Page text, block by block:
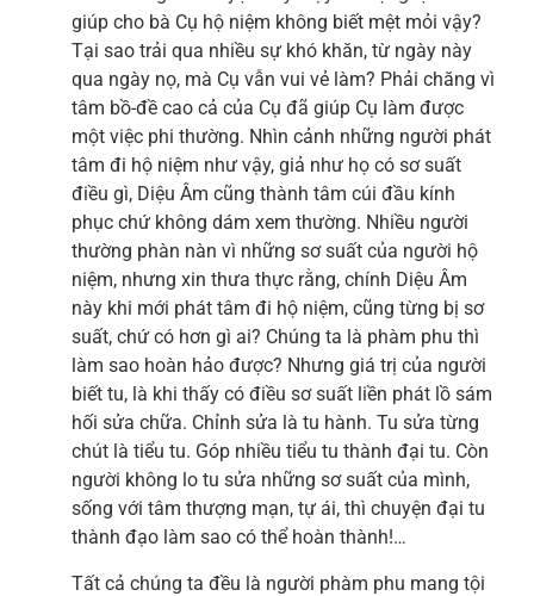
giúp cho bà Cụ hộ niệm không biết mệt mỏi vậy?
Tại sao trải qua nhiều sự khó khăn, từ ngày này
qua ngày nọ, mà Cụ vẫn vui vẻ làm? Phải chăng vì
tâm bồ-đề cao cả của Cụ đã giúp Cụ làm được
một việc phi thường. Nhìn cảnh những người phát
tâm đi hộ niệm như vậy, giả như họ có sơ suất
điều gì, Diệu Âm cũng thành tâm cúi đầu kính
phục chứ không dám xem thường. Nhiều người
thường phàn nàn vì những sơ suất của người hộ
niệm, nhưng xin thưa thực rằng, chính Diệu Âm
này khi mới phát tâm đi hộ niệm, cũng từng bị sơ
suất, chứ có hơn gì ai? Chúng ta là phàm phu thì
làm sao hoàn hảo được? Nhưng giá trị của người
biết tu, là khi thấy có điều sơ suất liền phát lồ sám
hối sửa chữa. Chỉnh sửa là tu hành. Tu sửa từng
chút là tiểu tu. Góp nhiều tiểu tu thành đại tu. Còn
người không lo tu sửa những sơ suất của mình,
sống với tâm thượng mạn, tự ái, thì chuyện đại tu
thành đạo làm sao có thể hoàn thành!…
Tất cả chúng ta đều là người phàm phu mang tội